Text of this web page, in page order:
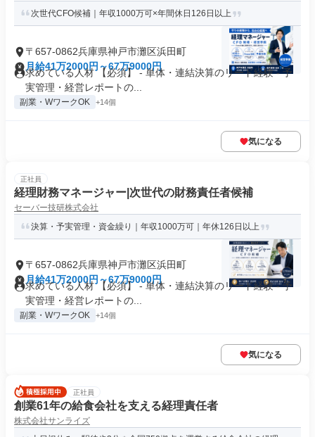
次世代CFO候補｜年収1000万可×年間休日126日以上
〒657-0862兵庫県神戸市灘区浜田町
月給41万2000円～67万9000円
求めている人材 【必須】 - 単体・連結決算のリード経験 - 予
実管理・経営レポートの...
副業・WワークOK +14個
気になる
正社員
経理財務マネージャー|次世代の財務責任者候補
セーバー技研株式会社
決算・予実管理・資金繰り｜年収1000万可｜年休126日以上
〒657-0862兵庫県神戸市灘区浜田町
月給41万2000円～67万9000円
求めている人材 【必須】 - 単体・連結決算のリード経験 - 予
実管理・経営レポートの...
副業・WワークOK +14個
気になる
正社員
創業61年の給食会社を支える経理責任者
株式会社サンライズ